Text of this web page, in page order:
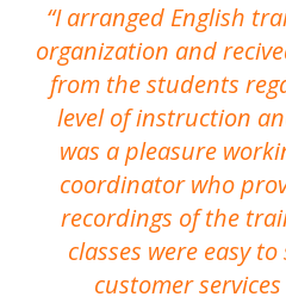
I arranged English
organization and
from the students
level of instruction
was a pleasure
coordinator who
recordings of the
classes were easy
customer